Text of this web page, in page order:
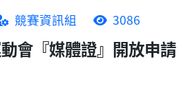
競賽資訊組 3086
會『媒體證』開放申請